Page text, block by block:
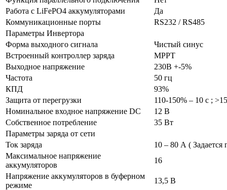
Работа с LiFePO4 аккумуляторами
Да
Коммуникационные порты
RS232 / RS485
Параметры Инвертора
Форма выходного сигнала
Чистый синус
Встроенный контроллер заряда
MPPT
Выходное напряжение
230В +-5%
Частота
50 гц
КПД
93%
Защита от перегрузки
110-150% – 10 с ;
Номинальное входное напряжение DC
12 В
Собственное потребление
35 Вт
Параметры заряда от сети
Ток заряда
10 – 80 А ( Задается
Максимальное напряжение
аккумуляторов
16
Напряжение аккумуляторов в буферном
режиме
13,5 В